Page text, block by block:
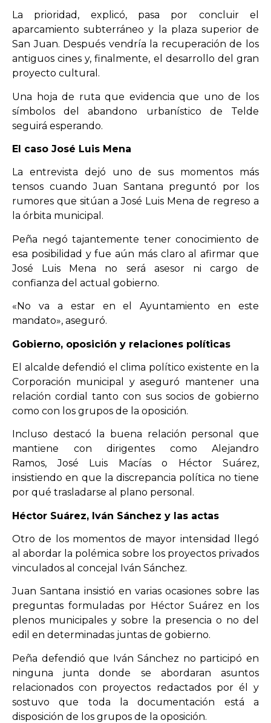
La prioridad, explicó, pasa por concluir el
aparcamiento subterráneo y la plaza superior de
San Juan. Después vendría la recuperación de los
antiguos cines y, finalmente, el desarrollo del gran
proyecto cultural.
Una hoja de ruta que evidencia que uno de los
símbolos del abandono urbanístico de Telde
seguirá esperando.
El caso José Luis Mena
La entrevista dejó uno de sus momentos más
tensos cuando Juan Santana preguntó por los
rumores que sitúan a José Luis Mena de regreso a
la órbita municipal.
Peña negó tajantemente tener conocimiento de
esa posibilidad y fue aún más claro al afirmar que
José Luis Mena no será asesor ni cargo de
confianza del actual gobierno.
«No va a estar en el Ayuntamiento en este
mandato», aseguró.
Gobierno, oposición y relaciones políticas
El alcalde defendió el clima político existente en la
Corporación municipal y aseguró mantener una
relación cordial tanto con sus socios de gobierno
como con los grupos de la oposición.
Incluso destacó la buena relación personal que
mantiene con dirigentes como Alejandro
Ramos, José Luis Macías o Héctor Suárez,
insistiendo en que la discrepancia política no tiene
por qué trasladarse al plano personal.
Héctor Suárez, Iván Sánchez y las actas
Otro de los momentos de mayor intensidad llegó
al abordar la polémica sobre los proyectos privados
vinculados al concejal Iván Sánchez.
Juan Santana insistió en varias ocasiones sobre las
preguntas formuladas por Héctor Suárez en los
plenos municipales y sobre la presencia o no del
edil en determinadas juntas de gobierno.
Peña defendió que Iván Sánchez no participó en
ninguna junta donde se abordaran asuntos
relacionados con proyectos redactados por él y
sostuvo que toda la documentación está a
disposición de los grupos de la oposición.